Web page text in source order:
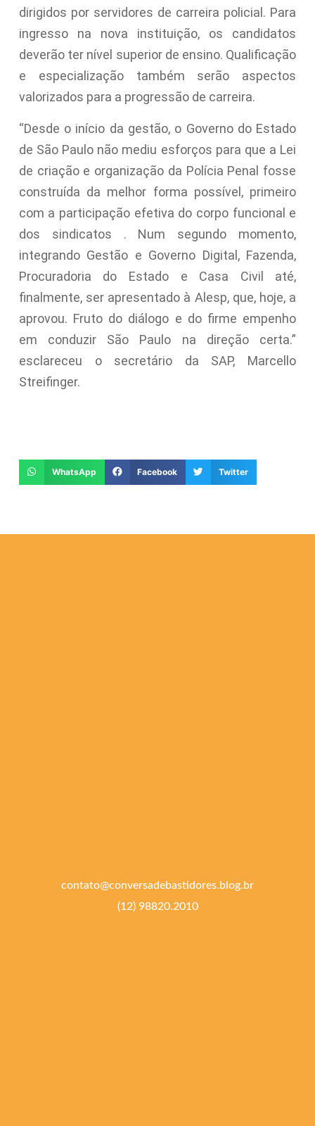
dirigidos por servidores de carreira policial. Para
ingresso na nova instituição, os candidatos
deverão ter nível superior de ensino. Qualificação
e especialização também serão aspectos
valorizados para a progressão de carreira.
“Desde o início da gestão, o Governo do Estado
de São Paulo não mediu esforços para que a Lei
de criação e organização da Polícia Penal fosse
construída da melhor forma possível, primeiro
com a participação efetiva do corpo funcional e
dos sindicatos . Num segundo momento,
integrando Gestão e Governo Digital, Fazenda,
Procuradoria do Estado e Casa Civil até,
finalmente, ser apresentado à Alesp, que, hoje, a
aprovou. Fruto do diálogo e do firme empenho
em conduzir São Paulo na direção certa.”
esclareceu o secretário da SAP, Marcello
Streifinger.
WhatsApp Facebook Twitter
contato@conversadebastidores.blog.br
(12) 98820.2010